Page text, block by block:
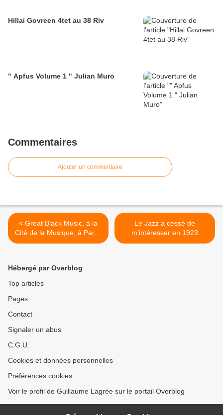
Hillai Govreen 4tet au 38 Riv
" Apfus Volume 1 " Julian Muro
Commentaires
Ajouter un commentaire
< Great Black Music, à la
Cité de la Musique, à Paris,
de mars à août 2014
Le Jazz a cessé de
m'intéresser en 1923
(Darius Milhaud) >
Hébergé par Overblog
Top articles
Pages
Contact
Signaler un abus
C.G.U.
Cookies et données personnelles
Préférences cookies
Voir le profil de Guillaume Lagrée sur le portail Overblog